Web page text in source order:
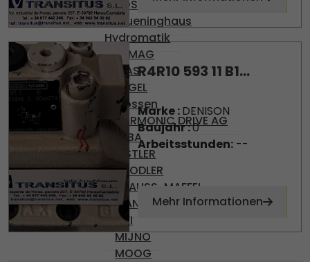
BOSCH
Brueninghaus
Hydromatik
DEMAG
DIAS
ENGEL
Gossen
HARMONIC DRIVE AG
KEBA
KISTLER
KNODLER
KRAUSS-MAFFEI
MANNESMAN
MFI
MIJNO
MOOG
R4R10 593 11 B1...
Marke :DENISON
Baujahr :0
Arbeitsstunden:--
Mehr Informationen